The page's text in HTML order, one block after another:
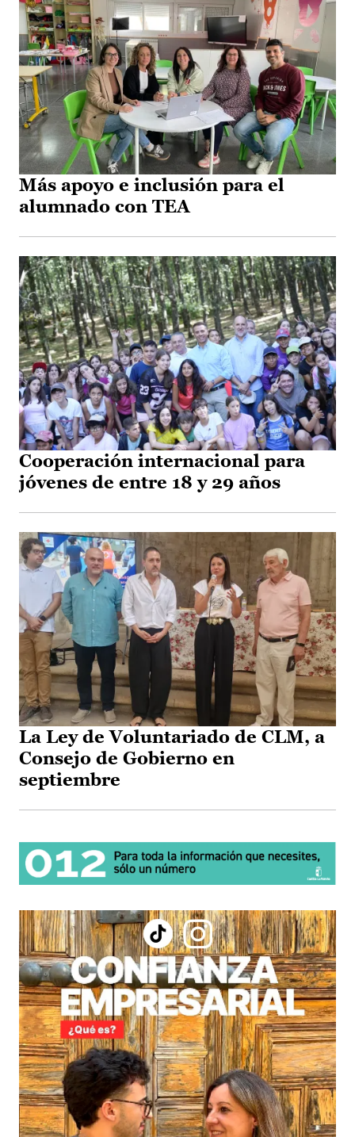
Más apoyo e inclusión para el
alumnado con TEA
Cooperación internacional para
jóvenes de entre 18 y 29 años
La Ley de Voluntariado de CLM, a
Consejo de Gobierno en
septiembre